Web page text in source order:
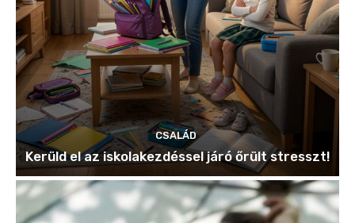
CSALÁD
Kerüld el az iskolakezdéssel járó őrült stresszt!